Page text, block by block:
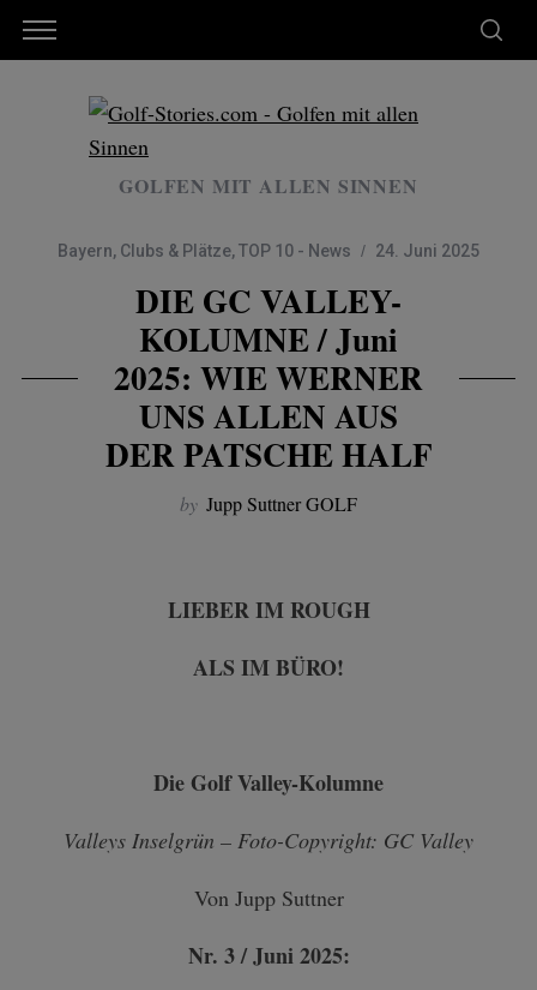
GOLFEN MIT ALLEN SINNEN
Bayern, Clubs & Plätze,TOP 10 - News 24. Juni 2025
DIE GC VALLEY-
KOLUMNE / Juni
2025: WIE WERNER
UNS ALLEN AUS
DER PATSCHE HALF
by Jupp Suttner GOLF
LIEBER IM ROUGH
ALS IM BÜRO!
Die Golf Valley-Kolumne
Valleys Inselgrün – Foto-Copyright: GC Valley
Von Jupp Suttner
Nr. 3 / Juni 2025: